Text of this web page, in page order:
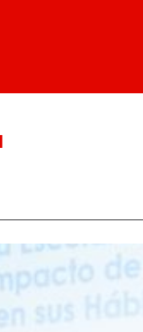
viaje por la misión, la
los niños
Vida